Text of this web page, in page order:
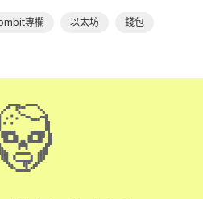
專欄 以太坊 錢包